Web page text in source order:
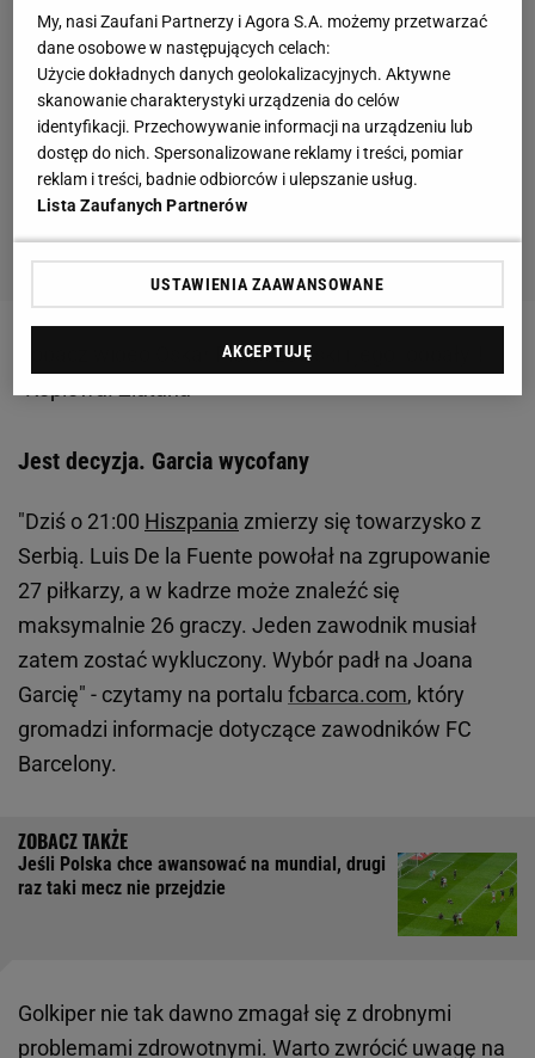
Oskar Pietuszewski i jego "odpały"!
"Kopiował Zlatana"
Jest decyzja. Garcia wycofany
"Dziś o 21:00 Hiszpania zmierzy się towarzysko z
Serbią. Luis De la Fuente powołał na zgrupowanie
27 piłkarzy, a w kadrze może znaleźć się
maksymalnie 26 graczy. Jeden zawodnik musiał
zatem zostać wykluczony. Wybór padł na Joana
Garcię" - czytamy na portalu fcbarca.com, który
gromadzi informacje dotyczące zawodników FC
Barcelony.
Jeśli Polska chce awansować na mundial, drugi
raz taki mecz nie przejdzie
Golkiper nie tak dawno zmagał się z drobnymi
problemami zdrowotnymi. Warto zwrócić uwagę na
My, nasi Zaufani Partnerzy i Agora S.A. możemy przetwarzać
dane osobowe w następujących celach:
Użycie dokładnych danych geolokalizacyjnych. Aktywne
skanowanie charakterystyki urządzenia do celów
identyfikacji. Przechowywanie informacji na urządzeniu lub
dostęp do nich. Spersonalizowane reklamy i treści, pomiar
reklam i treści, badnie odbiorców i ulepszanie usług.
Lista Zaufanych Partnerów
USTAWIENIA ZAAWANSOWANE
AKCEPTUJĘ